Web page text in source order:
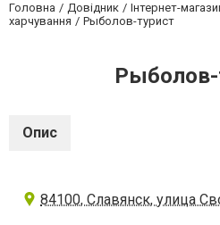
Головна Довідник Інтернет-
харчування
Рыболов-турист
Рыболов-
Опис
84100, Славянск, улица